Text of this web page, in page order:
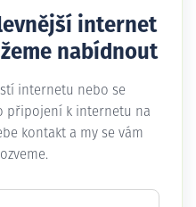
internet
nabídnout
internetu nebo se
připojení k internetu na
kontakt a my se vám